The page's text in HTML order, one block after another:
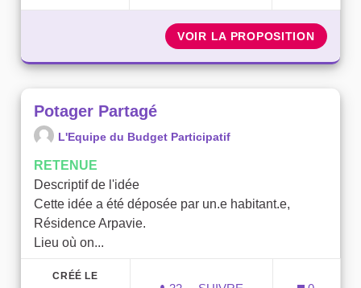
VOIR LA PROPOSITION DES
Potager Partagé
L'Equipe du Budget Participatif
RETENUE
Descriptif de l'idée
Cette idée a été déposée par un.e habitant.e,
Résidence Arpavie.
Lieu où on...
CRÉÉ LE